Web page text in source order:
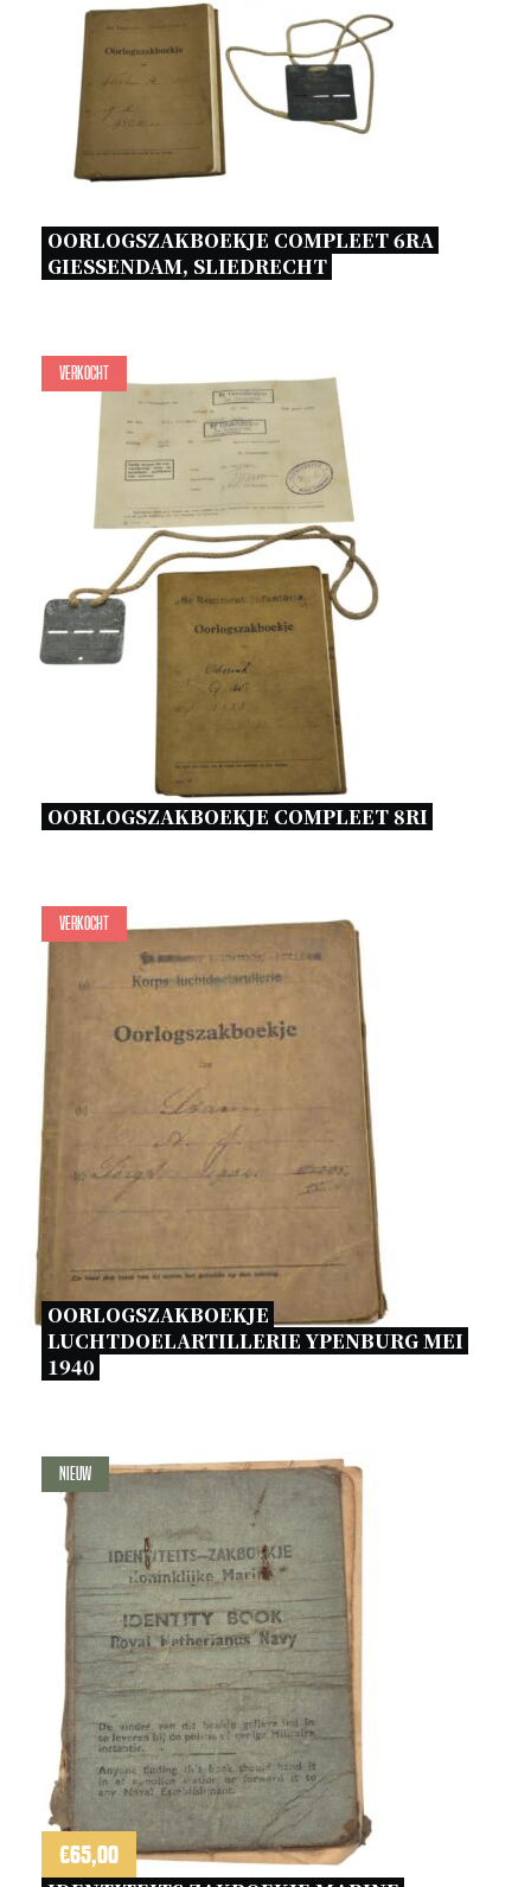
OORLOGSZAKBOEKJE COMPLEET 6RA
GIESSENDAM, SLIEDRECHT
Verkocht
OORLOGSZAKBOEKJE COMPLEET 8RI
Verkocht
OORLOGSZAKBOEKJE
LUCHTDOELARTILLERIE YPENBURG MEI
1940
Nieuw
€65,00